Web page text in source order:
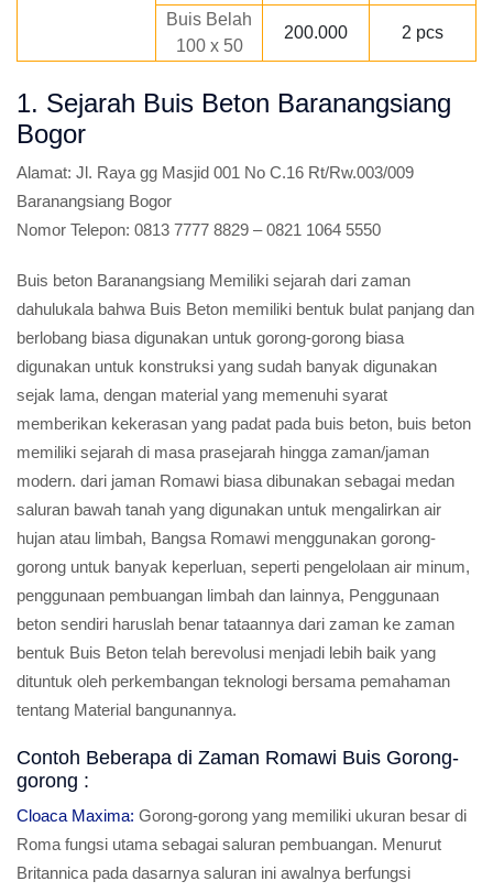
Buis Belah
100 x 50
200.000 2 pcs
1. Sejarah Buis Beton Baranangsiang
Bogor
Alamat: Jl. Raya gg Masjid 001 No C.16 Rt/Rw.003/009
Baranangsiang Bogor
Nomor Telepon: 0813 7777 8829 – 0821 1064 5550
Buis beton Baranangsiang Memiliki sejarah dari zaman
dahulukala bahwa Buis Beton memiliki bentuk bulat panjang dan
berlobang biasa digunakan untuk gorong-gorong biasa
digunakan untuk konstruksi yang sudah banyak digunakan
sejak lama, dengan material yang memenuhi syarat
memberikan kekerasan yang padat pada buis beton, buis beton
memiliki sejarah di masa prasejarah hingga zaman/jaman
modern. dari jaman Romawi biasa dibunakan sebagai medan
saluran bawah tanah yang digunakan untuk mengalirkan air
hujan atau limbah, Bangsa Romawi menggunakan gorong-
gorong untuk banyak keperluan, seperti pengelolaan air minum,
penggunaan pembuangan limbah dan lainnya, Penggunaan
beton sendiri haruslah benar tataannya dari zaman ke zaman
bentuk Buis Beton telah berevolusi menjadi lebih baik yang
dituntuk oleh perkembangan teknologi bersama pemahaman
tentang Material bangunannya.
Contoh Beberapa di Zaman Romawi Buis Gorong-
gorong :
Cloaca Maxima: Gorong-gorong yang memiliki ukuran besar di
Roma fungsi utama sebagai saluran pembuangan. Menurut
Britannica pada dasarnya saluran ini awalnya berfungsi